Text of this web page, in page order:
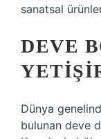
sanatsal
DEVE
Dünya
bulunan deve